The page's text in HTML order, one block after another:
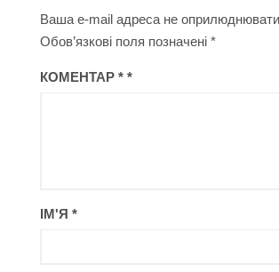
Ваша e-mail адреса не
Обов’язкові поля позначені *
КОМЕНТАР *
ІМ'Я *